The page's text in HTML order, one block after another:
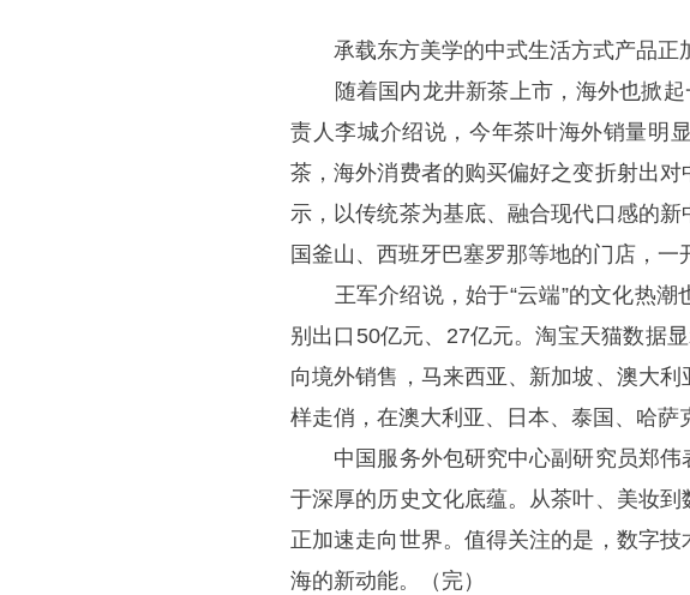
承载东方美学的中式生活方式产品正
随着国内龙井新茶上市，海外也掀起
责人李城介绍说，今年茶叶海外销量明
茶，海外消费者的购买偏好之变折射出
示，以传统茶为基底、融合现代口感的
国釜山、西班牙巴塞罗那等地的门店，一
王军介绍说，始于“云端”的文化热潮
别出口50亿元、27亿元。淘宝天猫数据
向境外销售，马来西亚、新加坡、澳大
样走俏，在澳大利亚、日本、泰国、哈萨
中国服务外包研究中心副研究员郑伟
于深厚的历史文化底蕴。从茶叶、美妆
正加速走向世界。值得关注的是，数字
海的新动能。（完）